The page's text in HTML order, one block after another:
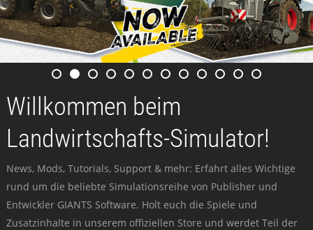
Willkommen beim
Landwirtschafts-Simulator!
News, Mods, Tutorials, Support & mehr: Erfahrt alles Wichtige
rund um die beliebte Simulationsreihe von Publisher und
Entwickler GIANTS Software. Holt euch die Spiele und
Zusatzinhalte in unserem offiziellen Store und werdet Teil der